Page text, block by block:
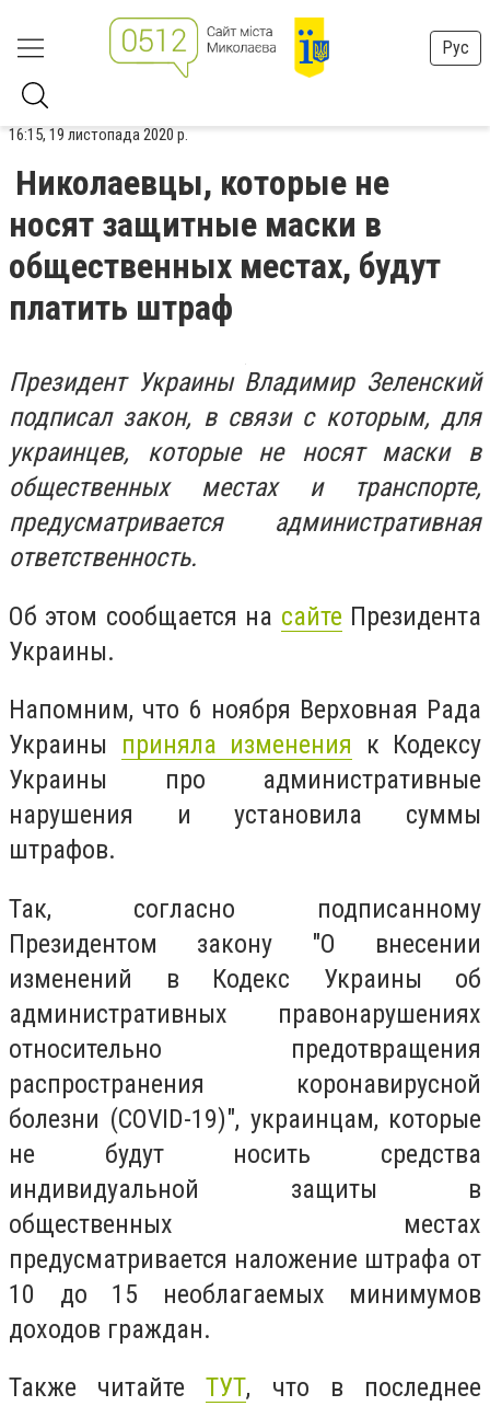
Рус
16:15, 19 листопада 2020 р.
Николаевцы, которые не
носят защитные маски в
общественных местах, будут
платить штраф
Президент Украины Владимир Зеленский
подписал закон, в связи с которым, для
украинцев, которые не носят маски в
общественных местах и транспорте,
предусматривается административная
ответственность.
Об этом сообщается на сайте Президента
Украины.
Напомним, что 6 ноября Верховная Рада
Украины приняла изменения к Кодексу
Украины про административные
нарушения и установила суммы
штрафов.
Так, согласно подписанному
Президентом закону "О внесении
изменений в Кодекс Украины об
административных правонарушениях
относительно предотвращения
распространения коронавирусной
болезни (COVID-19)", украинцам, которые
не будут носить средства
индивидуальной защиты в
общественных местах
предусматривается наложение штрафа от
10 до 15 необлагаемых минимумов
доходов граждан.
Также читайтеТУТ, что в последнее